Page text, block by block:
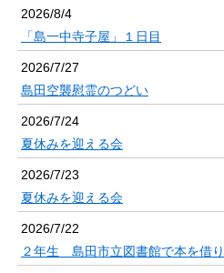
2026/8/4
「島一中寺子屋」１日目
2026/7/27
島田空襲慰霊のつどい
2026/7/24
夏休みを迎える会
2026/7/23
夏休みを迎える会
2026/7/22
２年生 島田市立図書館で本を借り